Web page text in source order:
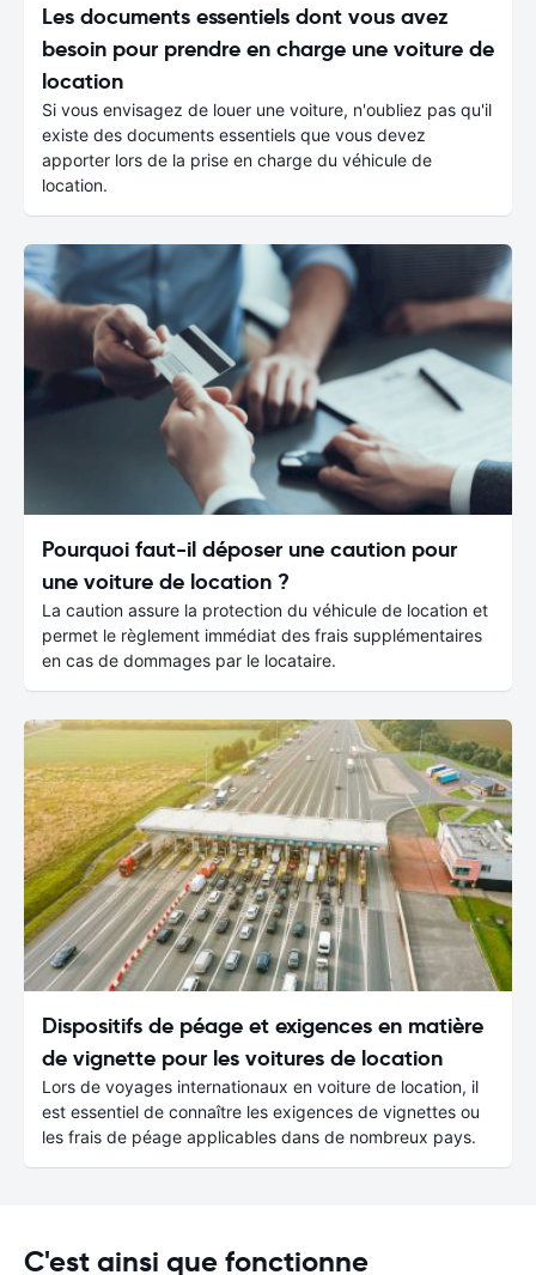
Les documents essentiels dont vous avez
besoin pour prendre en charge une voiture de
location
Si vous envisagez de louer une voiture, n'oubliez pas qu'il
existe des documents essentiels que vous devez
apporter lors de la prise en charge du véhicule de
location.
Pourquoi faut-il déposer une caution pour
une voiture de location ?
La caution assure la protection du véhicule de location et
permet le règlement immédiat des frais supplémentaires
en cas de dommages par le locataire.
Dispositifs de péage et exigences en matière
de vignette pour les voitures de location
Lors de voyages internationaux en voiture de location, il
est essentiel de connaître les exigences de vignettes ou
les frais de péage applicables dans de nombreux pays.
C'est ainsi que fonctionne